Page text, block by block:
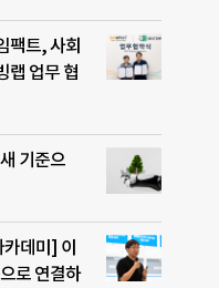
팩트, 사회
랩 업무 협
기준으
데미] 이
로 연결하